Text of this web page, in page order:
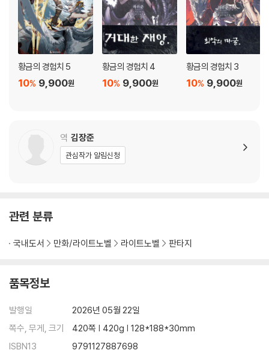
황금의 경험치 5
9,900원
10%
황금의 경험치 4
9,900원
10%
황금의 경험치 3
9,900원
10%
역 김장준
관심작가 알림신청
관련 분류
국내도서 만화/라이트노벨 라이트노벨 판타지
품목정보
발행일
2026년 05월 22일
쪽수, 무게, 크기
420쪽 | 420g | 128*188*30mm
ISBN13
9791127887698